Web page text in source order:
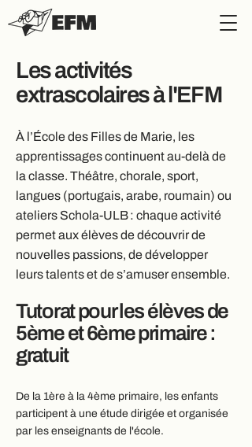
​Les activités
extrascolaires à l'EFM
À l’École des Filles de Marie, les
apprentissages continuent au‑delà de
la classe. Théâtre, chorale, sport,
langues (portugais, arabe, roumain) ou
ateliers Schola-ULB : chaque activité
permet aux élèves de découvrir de
nouvelles passions, de développer
leurs talents et de s’amuser ensemble.
Tutorat pour les élèves de
5ème et 6ème primaire :
gratuit
De la 1ère à la 4ème primaire, les enfants
participent à une étude dirigée et organisée
par les enseignants de l'école.